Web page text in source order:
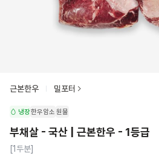
근본한우 밀포터
냉장한우암소 원물
부채살 - 국산 | 근본한우 - 1등급
[1두분]